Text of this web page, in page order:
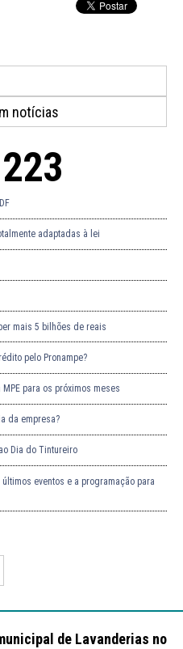
223
adaptadas à lei
mais 5 bilhões de reais
pelo Pronampe?
para os próximos meses
da empresa?
Dia do Tintureiro
eventos e a programação para
de Lavanderias no